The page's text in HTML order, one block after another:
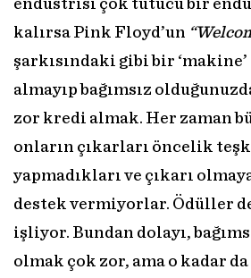
endüstrisi çok tutucu bir
kalırsa Pink Floyd’un
şarkısındaki gibi bir
almayıp bağımsız
zor kredi almak. Her zaman
onların çıkarları öncelik
yapmadıkları ve çıkarı
destek vermiyorlar. Ödüller
işliyor. Bundan dolayı,
olmak çok zor, ama o kadar